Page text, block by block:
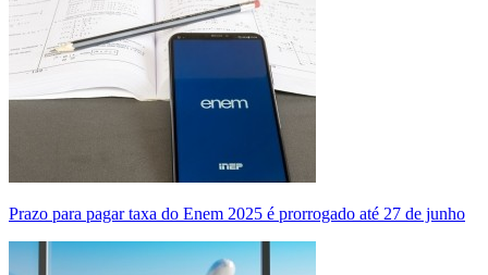
Prazo para pagar taxa do Enem 2025 é prorrogado até 27 de junho